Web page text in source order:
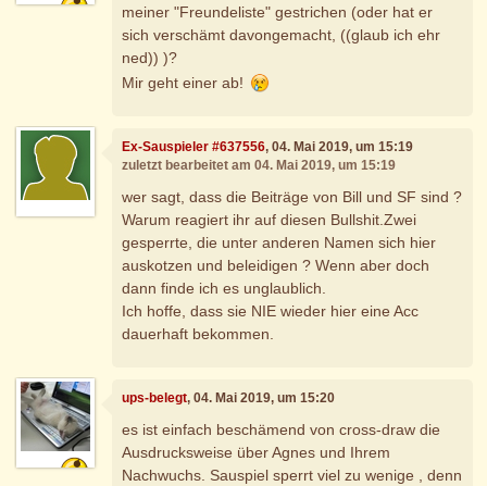
meiner "Freundeliste" gestrichen (oder hat er
sich verschämt davongemacht, ((glaub ich ehr
ned)) )?
Mir geht einer ab!
Ex-Sauspieler #637556, 04. Mai 2019, um 15:19
zuletzt bearbeitet am 04. Mai 2019, um 15:19
wer sagt, dass die Beiträge von Bill und SF sind ?
Warum reagiert ihr auf diesen Bullshit.Zwei
gesperrte, die unter anderen Namen sich hier
auskotzen und beleidigen ? Wenn aber doch
dann finde ich es unglaublich.
Ich hoffe, dass sie NIE wieder hier eine Acc
dauerhaft bekommen.
ups-belegt, 04. Mai 2019, um 15:20
es ist einfach beschämend von cross-draw die
Ausdrucksweise über Agnes und Ihrem
Nachwuchs. Sauspiel sperrt viel zu wenige , denn